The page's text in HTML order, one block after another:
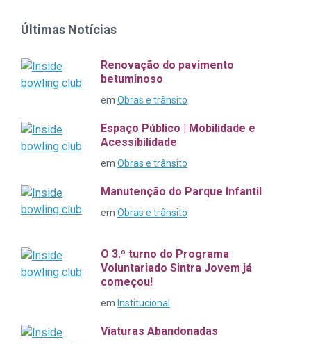
Últimas Notícias
Renovação do pavimento
betuminoso
em Obras e trânsito
Espaço Público | Mobilidade e
Acessibilidade
em Obras e trânsito
Manutenção do Parque Infantil
em Obras e trânsito
O 3.º turno do Programa
Voluntariado Sintra Jovem já
começou!
em Institucional
Viaturas Abandonadas